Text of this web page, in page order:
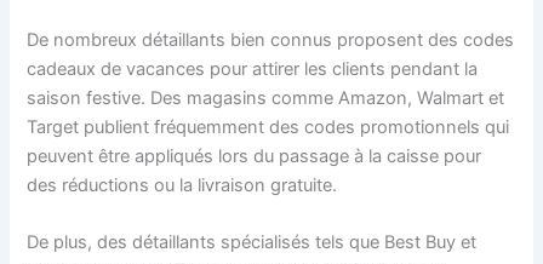
De nombreux détaillants bien connus proposent des codes
cadeaux de vacances pour attirer les clients pendant la
saison festive. Des magasins comme Amazon, Walmart et
Target publient fréquemment des codes promotionnels qui
peuvent être appliqués lors du passage à la caisse pour
des réductions ou la livraison gratuite.
De plus, des détaillants spécialisés tels que Best Buy et